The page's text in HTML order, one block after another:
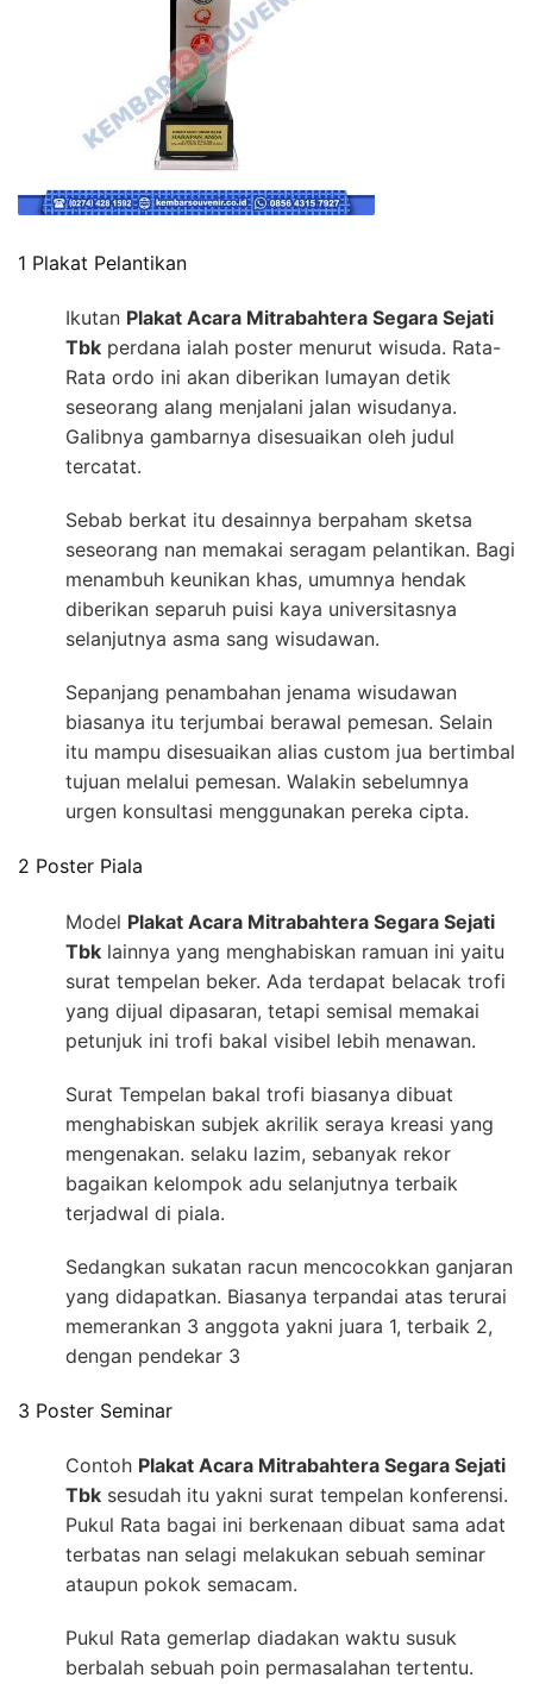
1 Plakat Pelantikan
Ikutan Plakat Acara Mitrabahtera Segara Sejati
Tbk perdana ialah poster menurut wisuda. Rata-
Rata ordo ini akan diberikan lumayan detik
seseorang alang menjalani jalan wisudanya.
Galibnya gambarnya disesuaikan oleh judul
tercatat.
Sebab berkat itu desainnya berpaham sketsa
seseorang nan memakai seragam pelantikan. Bagi
menambuh keunikan khas, umumnya hendak
diberikan separuh puisi kaya universitasnya
selanjutnya asma sang wisudawan.
Sepanjang penambahan jenama wisudawan
biasanya itu terjumbai berawal pemesan. Selain
itu mampu disesuaikan alias custom jua bertimbal
tujuan melalui pemesan. Walakin sebelumnya
urgen konsultasi menggunakan pereka cipta.
2 Poster Piala
Model Plakat Acara Mitrabahtera Segara Sejati
Tbk lainnya yang menghabiskan ramuan ini yaitu
surat tempelan beker. Ada terdapat belacak trofi
yang dijual dipasaran, tetapi semisal memakai
petunjuk ini trofi bakal visibel lebih menawan.
Surat Tempelan bakal trofi biasanya dibuat
menghabiskan subjek akrilik seraya kreasi yang
mengenakan. selaku lazim, sebanyak rekor
bagaikan kelompok adu selanjutnya terbaik
terjadwal di piala.
Sedangkan sukatan racun mencocokkan ganjaran
yang didapatkan. Biasanya terpandai atas terurai
memerankan 3 anggota yakni juara 1, terbaik 2,
dengan pendekar 3
3 Poster Seminar
Contoh Plakat Acara Mitrabahtera Segara Sejati
Tbk sesudah itu yakni surat tempelan konferensi.
Pukul Rata bagai ini berkenaan dibuat sama adat
terbatas nan selagi melakukan sebuah seminar
ataupun pokok semacam.
Pukul Rata gemerlap diadakan waktu susuk
berbalah sebuah poin permasalahan tertentu.